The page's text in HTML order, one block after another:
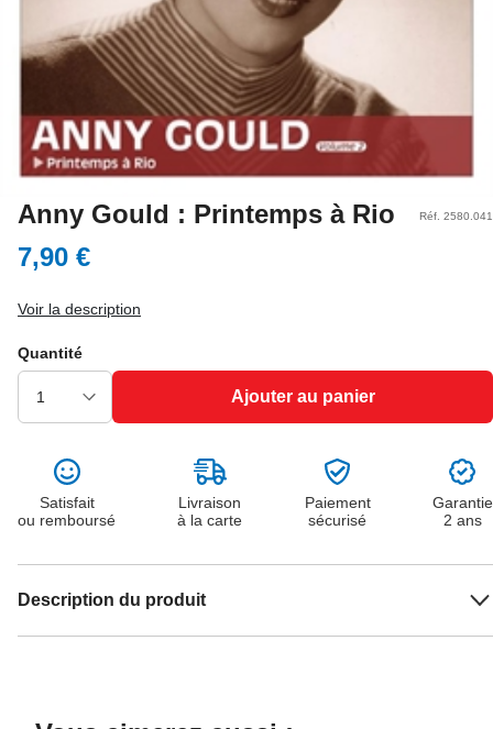
Anny Gould : Printemps à Rio Réf. 2580.041
7,90 €
Voir la description
Quantité
Ajouter au panier
Satisfait
ou remboursé
Livraison
à la carte
Paiement
sécurisé
Garantie
2 ans
Description du produit